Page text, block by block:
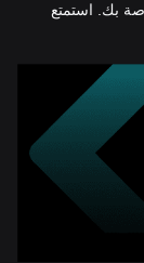
بك. استمتع